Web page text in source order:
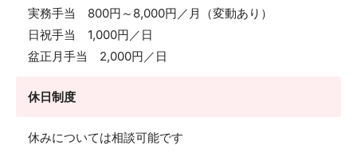
実務手当 800円～8,000円／月（変動あり）
日祝手当 1,000円／日
盆正月手当 2,000円／日
休日制度
休みについては相談可能です